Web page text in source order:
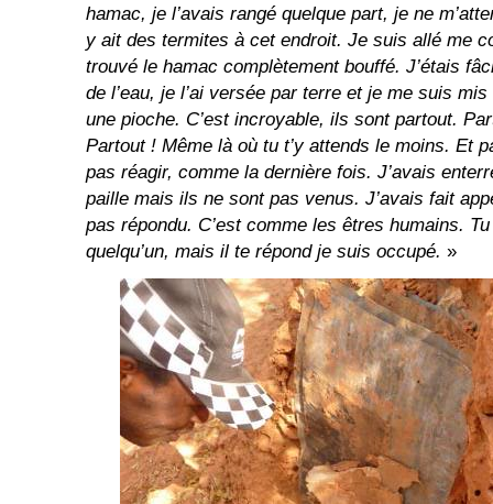
hamac, je l’avais rangé quelque part, je ne
y ait des termites à cet endroit. Je suis allé me
trouvé le hamac complètement bouffé. J’étais
de l’eau, je l’ai versée par terre et je me suis
une pioche. C’est incroyable, ils sont partout.
Partout ! Même là où tu t’y attends le moins. Et
pas réagir, comme la dernière fois. J’avais
paille mais ils ne sont pas venus. J’avais fait
pas répondu. C’est comme les êtres humains.
quelqu’un, mais il te répond je suis occupé. »